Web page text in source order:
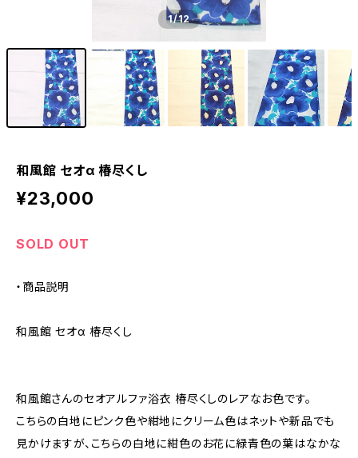
1/12
和風館 セオα 椿尽くし
¥23,000
SOLD OUT
・商品説明
和風館 セオα 椿尽くし
和風館さんのセオアルファ浴衣 椿尽くしのレアなお色です。
こちらの白地にピンク色や紺地にクリーム色はネットや新品でも
見かけますが、こちらの白地に紺色のお花に緑青色の葉はなかな